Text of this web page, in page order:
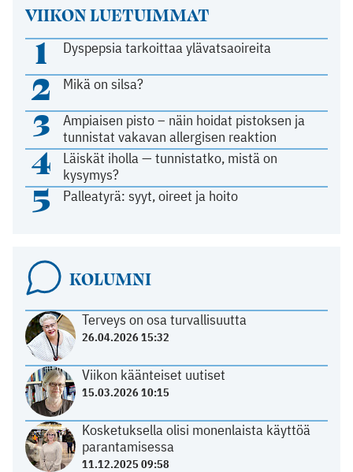
VIIKON LUETUIMMAT
1 Dyspepsia tarkoittaa ylävatsaoireita
2 Mikä on silsa?
3
Ampiaisen pisto – näin hoidat pistoksen ja
tunnistat vakavan allergisen reaktion
4
Läiskät iholla — tunnistatko, mistä on
kysymys?
5 Palleatyrä: syyt, oireet ja hoito
KOLUMNI
Terveys on osa turvallisuutta
26.04.2026 15:32
Viikon käänteiset uutiset
15.03.2026 10:15
Kosketuksella olisi monenlaista käyttöä
parantamisessa
11.12.2025 09:58